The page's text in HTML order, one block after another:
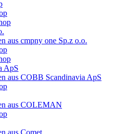
aus cmpny one Sp.z o.o.
ApS
aus COBB Scandinavia ApS
aus COLEMAN
aus Comet